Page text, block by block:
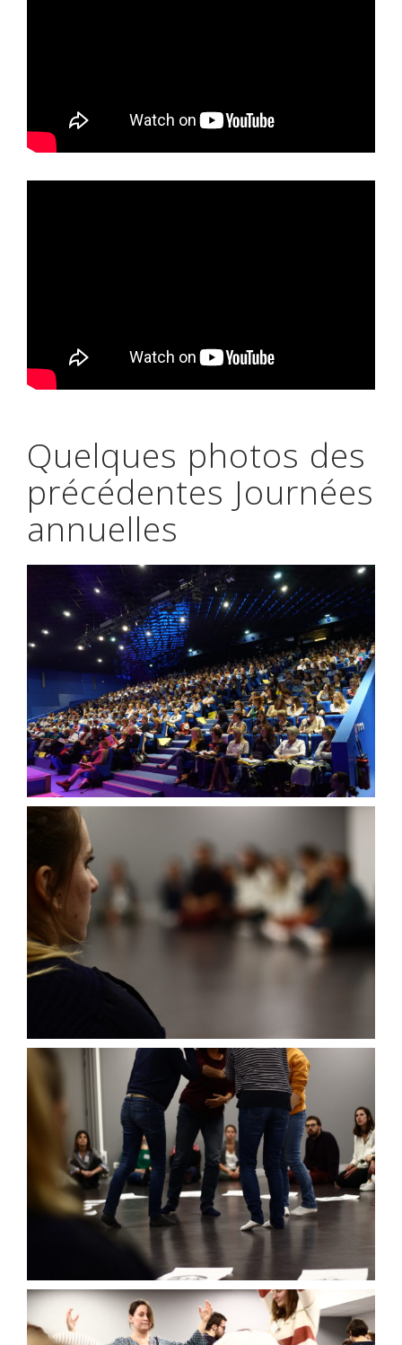
Quelques photos des
précédentes Journées
annuelles